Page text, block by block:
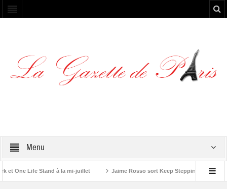
Menu
One Life Stand à la mi-juillet Jaime Rosso sort Keep Stepping, son nouvel